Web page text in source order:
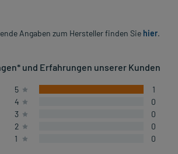
Angaben zum Hersteller finden Sie hier.
und Erfahrungen unserer Kunden
5
1
4
0
3
0
2
0
1
0